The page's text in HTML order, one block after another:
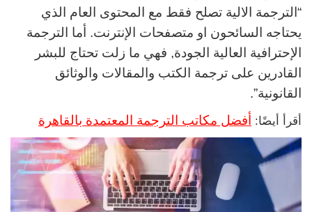
“الترجمة الالية تصلح فقط مع المحتوى العام الذي
يحتاجه السائحون او متصفحات الإنترنت. أما الترجمة
الإحترافية العالية الجودة, فهي ما زلت تحتاج للبشر
القادرين على ترجمة الكتب والمقالات والوثائق
القانونية”.
أقرأ أيضًا: أفضل مكاتب الترجمة المعتمدة بالقاهرة